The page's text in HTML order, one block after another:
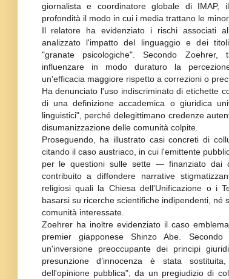
giornalista e coordinatore globale di IMAP,
profondità il modo in cui i media trattano le
Il relatore ha evidenziato i rischi associati
analizzato l'impatto del linguaggio e dei
"granate psicologiche". Secondo Zoehrer,
influenzare in modo duraturo la
un'efficacia maggiore rispetto a correzioni o
Ha denunciato l'uso indiscriminato di etichette
di una definizione accademica o giuridica
linguistici", perché delegittimano credenze
disumanizzazione delle comunità colpite.
Proseguendo, ha illustrato casi concreti di
citando il caso austriaco, in cui l'emittente
per le questioni sulle sette — finanziato dai
contribuito a diffondere narrative
religiosi quali la Chiesa dell'Unificazione o i
basarsi su ricerche scientifiche indipendenti, né
comunità interessate.
Zoehrer ha inoltre evidenziato il caso
premier giapponese Shinzo Abe.
un'inversione preoccupante dei principi
presunzione d’innocenza è stata
dell'opinione pubblica", da un pregiudizio di